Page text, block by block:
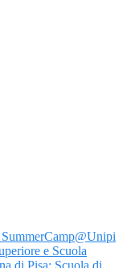
e Scuola